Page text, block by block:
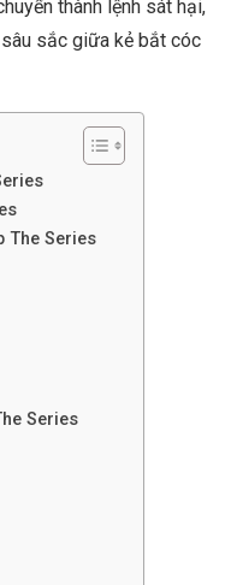
thành lệnh sát hại,
sắc giữa kẻ bắt cóc
The Series
Series